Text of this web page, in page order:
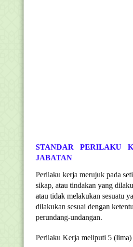
STANDAR PERILAKU
JABATAN
Perilaku kerja merujuk pada
sikap, atau tindakan yang
atau tidak melakukan sesuatu
dilakukan sesuai dengan
perundang-undangan.
Perilaku Kerja meliputi 5 (lima)